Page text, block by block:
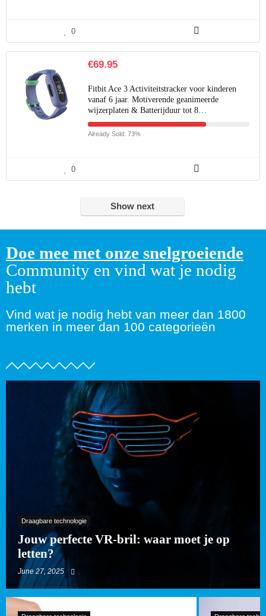
0
€69.95
Fitbit Ace 3 Activiteitstracker voor kinderen
vanaf 6 jaar. Motiverende geanimeerde
wijzerplaten & Batterijduur tot 8…
Already Sold: 73%
0
Show next
Doe mee met onze snelgroeiende
Community en vind wat je nodig
hebt
Vind wat je nodig hebt van meer dan 1800
merken in meer dan 100 categorieën
Draagbare technologie
Jouw perfecte VR-bril: waar moet je op
letten?
June 27, 2025